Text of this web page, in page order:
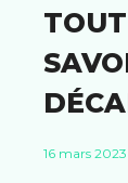
16 mars 2023